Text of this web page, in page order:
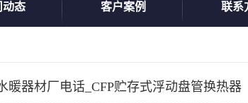
动态 客户案例 联系
暖器材厂电话_CFP贮存式浮动盘管换热器